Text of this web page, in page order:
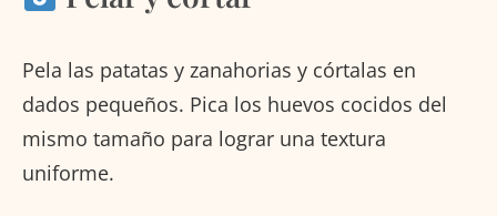
Pela las patatas y zanahorias y córtalas en
dados pequeños. Pica los huevos cocidos del
mismo tamaño para lograr una textura
uniforme.